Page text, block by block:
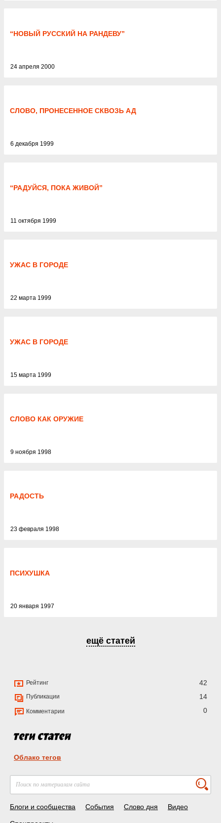
“НОВЫЙ РУССКИЙ НА РАНДЕВУ”
24 апреля 2000
СЛОВО, ПРОНЕСЕННОЕ СКВОЗЬ АД
6 декабря 1999
“РАДУЙСЯ, ПОКА ЖИВОЙ”
11 октября 1999
УЖАС В ГОРОДЕ
22 марта 1999
УЖАС В ГОРОДЕ
15 марта 1999
СЛОВО КАК ОРУЖИЕ
9 ноября 1998
РАДОСТЬ
23 февраля 1998
ПСИХУШКА
20 января 1997
ещё статей
Рейтинг 42
Публикации 14
Комментарии 0
Облако тегов
Блоги и сообщества События Слово дня Видео